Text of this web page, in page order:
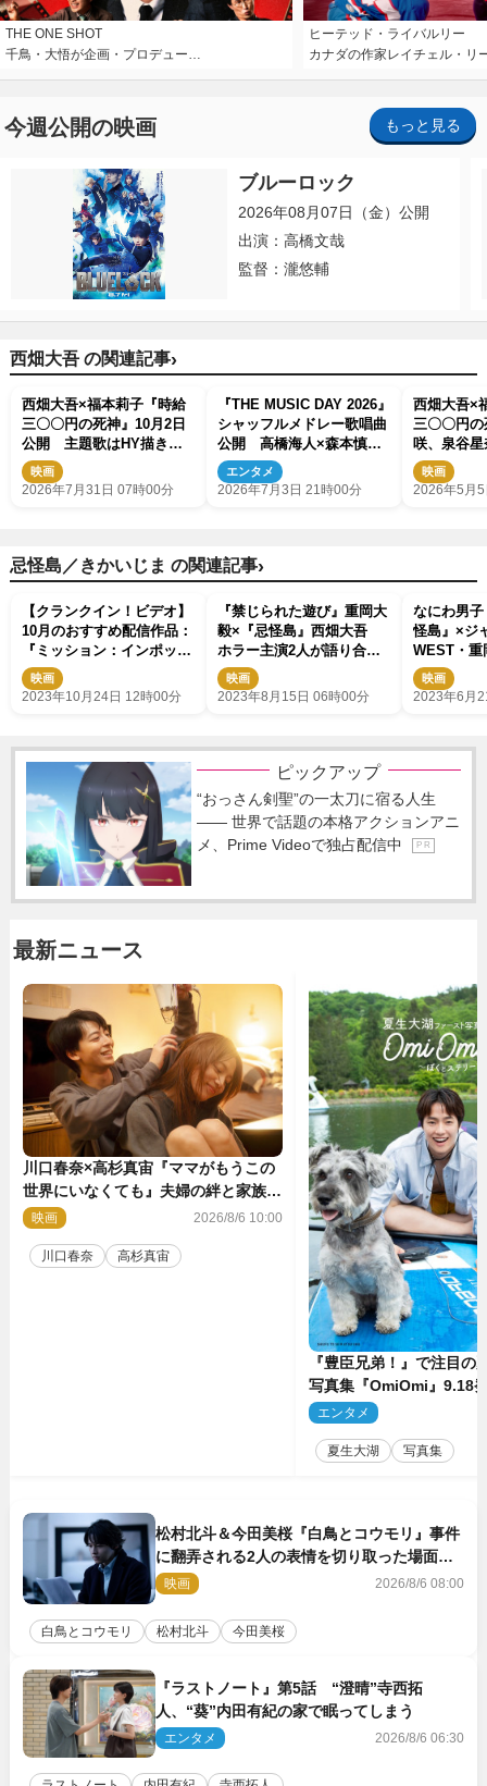
THE ONE SHOT
千鳥・大悟が企画・プロデュー…
ヒーテッド・ライバルリー
カナダの作家レイチェル・リ
今週公開の映画 もっと見る
ブルーロック
2026年08月07日（金）公開
出演：高橋文哉
監督：瀧悠輔
西畑大吾 の関連記事›
西畑大吾×福本莉子『時給
三〇〇円の死神』10月2日
公開 主題歌はHY描き下
ろし「心海」
映画
2026年7月31日 07時00分
『THE MUSIC DAY 2026』
シャッフルメドレー歌唱曲
公開 高橋海人×森本慎太
郎ら競演
エンタメ
2026年7月3日 21時00分
西畑大吾×
三〇〇円
咲、泉谷
登場の特
禁
映画
2026年5月
忌怪島／きかいじま の関連記事›
【クランクイン！ビデオ】
10月のおすすめ配信作品：
『ミッション：インポッシ
ブル／デッドレコニング
PART ONE』『マイ・エレ
映画
2023年10月24日 12時00分
『禁じられた遊び』重岡大
毅×『忌怪島』西畑大吾
ホラー主演2人が語り合
う“禁断”コラボ動画公開
映画
2023年8月15日 06時00分
なにわ男
怪島』×ジ
WEST・重
れた遊び
動画公開
映画
2023年6月
ピックアップ
“おっさん剣聖”の一太刀に宿る人生
―― 世界で話題の本格アクションアニ
メ、Prime Videoで独占配信中
P R
最新ニュース
川口春奈×高杉真宙『ママがもうこの
世界にいなくても』夫婦の絆と家族の
愛を映す場面写真公開
映画 2026/8/6 10:00
川口春奈 高杉真宙
『豊臣兄弟！』で注目の
写真集『OmiOmi』9.18
行カット解禁
エンタメ
夏生大湖 写真集
松村北斗＆今田美桜『白鳥とコウモリ』事件
に翻弄される2人の表情を切り取った場面写
真解禁
映画 2026/8/6 08:00
白鳥とコウモリ 松村北斗 今田美桜
『ラストノート』第5話 “澄晴”寺西拓
人、“葵”内田有紀の家で眠ってしまう
エンタメ 2026/8/6 06:30